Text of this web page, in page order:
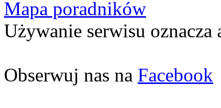
Mapa poradników
Używanie serwisu oznacza
Obserwuj nas na Facebook